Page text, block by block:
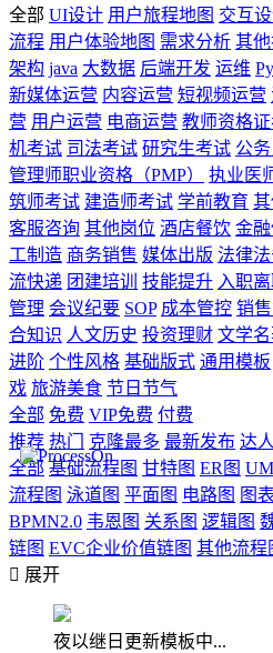
全部 UI设计 用户旅程地图 交互
流程 用户体验地图 需求分析 其
架构 java 大数据 后端开发 运维
新媒体运营 内容运营 短视频运营
营 用户运营 电商运营 教师资格
机考试 司法考试 研究生考试 公
管理师职业资格（PMP）
执业医
筑师考试 建造师考试 学前教育
客服咨询 其他岗位 酒店餐饮 金
工制造 商务销售 媒体出版 法律
流快递 团建培训 技能提升 入职
管理 会议纪要 SOP 成本管控 销
合知识 人文历史 投资理财 文学
进阶 个性风格 基础版式 通用模板
戏 旅游美食 节日节气
全部 免费 VIP免费 付费
推荐 热门 克隆最多 最新发布 达
全部 基础流程图 甘特图 ER图
流程图 泳道图 平面图 电路图 图
BPMN2.0 韦恩图 关系图 逻辑图
链图 EVC企业价值链图 其他流程
 展开
夜以继日更新模板中...